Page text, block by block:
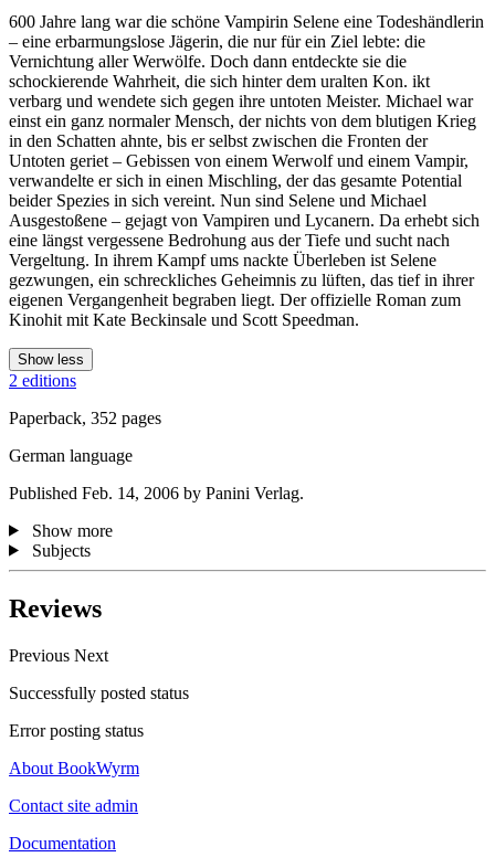
600 Jahre lang war die schöne Vampirin Selene eine Todeshändlerin
– eine erbarmungslose Jägerin, die nur für ein Ziel lebte: die
Vernichtung aller Werwölfe. Doch dann entdeckte sie die
schockierende Wahrheit, die sich hinter dem uralten Kon. ikt
verbarg und wendete sich gegen ihre untoten Meister. Michael war
einst ein ganz normaler Mensch, der nichts von dem blutigen Krieg
in den Schatten ahnte, bis er selbst zwischen die Fronten der
Untoten geriet – Gebissen von einem Werwolf und einem Vampir,
verwandelte er sich in einen Mischling, der das gesamte Potential
beider Spezies in sich vereint. Nun sind Selene und Michael
Ausgestoßene – gejagt von Vampiren und Lycanern. Da erhebt sich
eine längst vergessene Bedrohung aus der Tiefe und sucht nach
Vergeltung. In ihrem Kampf ums nackte Überleben ist Selene
gezwungen, ein schreckliches Geheimnis zu lüften, das tief in ihrer
eigenen Vergangenheit begraben liegt. Der offizielle Roman zum
Kinohit mit Kate Beckinsale und Scott Speedman.
Show less
2 editions
Paperback, 352 pages
German language
Published Feb. 14, 2006 by Panini Verlag.
Show more
Subjects
Reviews
Previous Next
Successfully posted status
Error posting status
About BookWyrm
Contact site admin
Documentation